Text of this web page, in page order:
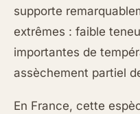
supporte
extrêmes : faible
importantes de
assèchement partiel
En France, cette